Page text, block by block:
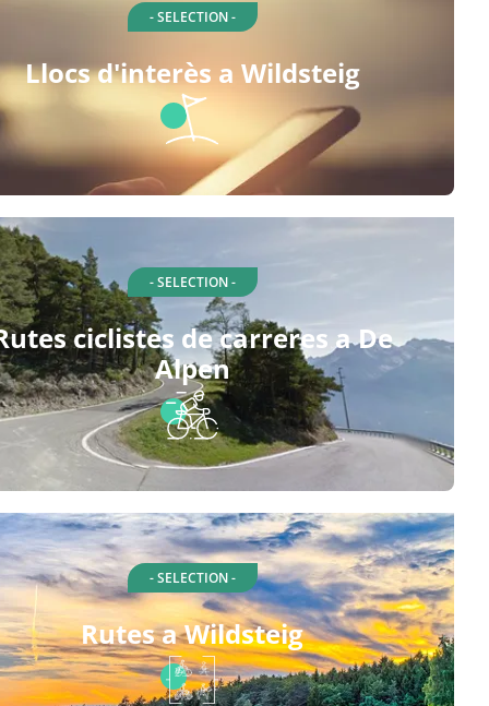
- SELECTION -
Llocs d'interès a Wildsteig
- SELECTION -
ciclistes de carreres a De
Alpen
- SELECTION -
Rutes a Wildsteig